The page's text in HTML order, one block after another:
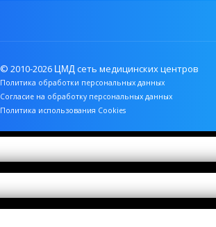
© 2010-2026 ЦМД сеть медицинских центров
Политика обработки персональных данных
Согласие на обработку персональных данных
Политика использования Cookies